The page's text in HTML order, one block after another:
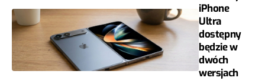
iPhone
Ultra
dostępny
będzie w
dwóch
wersjach